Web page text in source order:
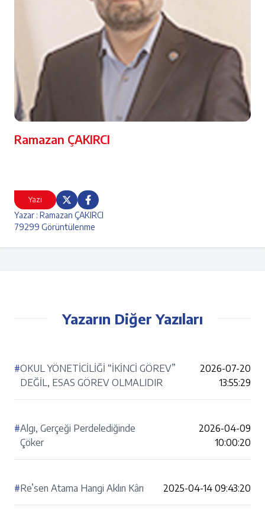
Yazı
Yazar : Ramazan ÇAKIRCI
79299 Görüntülenme
Ramazan ÇAKIRCI
Yazarın Diğer Yazıları
#OKUL YÖNETİCİLİĞİ “İKİNCİ GÖREV”
DEĞİL, ESAS GÖREV OLMALIDIR
2026-07-20
13:55:29
#Algı, Gerçeği Perdelediğinde
Çöker
2026-04-09
10:00:20
#Re’sen Atama Hangi Aklın Kârı 2025-04-14 09:43:20